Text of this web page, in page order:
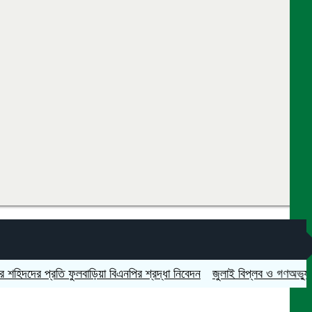
প্রতি ফুলবাড়িয়া বিএনপির শ্রদ্ধা নিবেদন
জুলাই বিপ্লব ও গণঅভ্যুত্থান